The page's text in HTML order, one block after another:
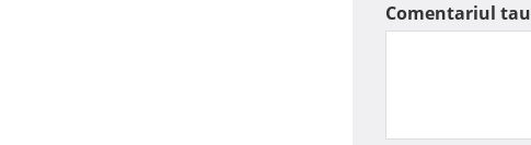
Comentariul tau